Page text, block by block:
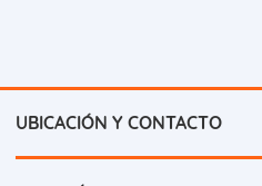
UBICACIÓN Y CONTACTO